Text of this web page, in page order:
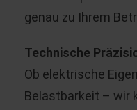
genau zu Ihrem
Technische
Ob elektrische
Belastbarkeit – wir